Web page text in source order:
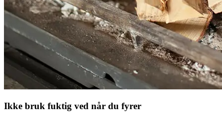
Ikke bruk fuktig ved når du fyrer